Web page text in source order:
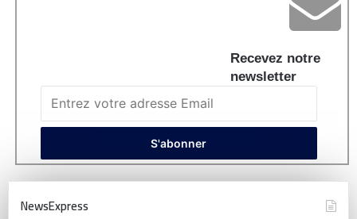
Recevez notre
newsletter
NewsExpress